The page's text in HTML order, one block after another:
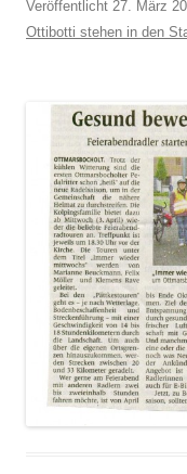
Veröffentlicht 27. März
Ottibotti stehen in den